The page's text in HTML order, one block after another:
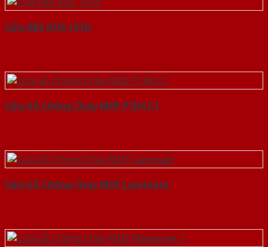
Cửa ABS KOS 101D
Cửa Gỗ Chống Cháy MDF P1R4 C1
Cửa Gỗ Chống Cháy MDF Laminate